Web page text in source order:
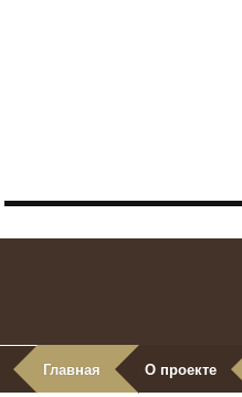
Главная О проекте